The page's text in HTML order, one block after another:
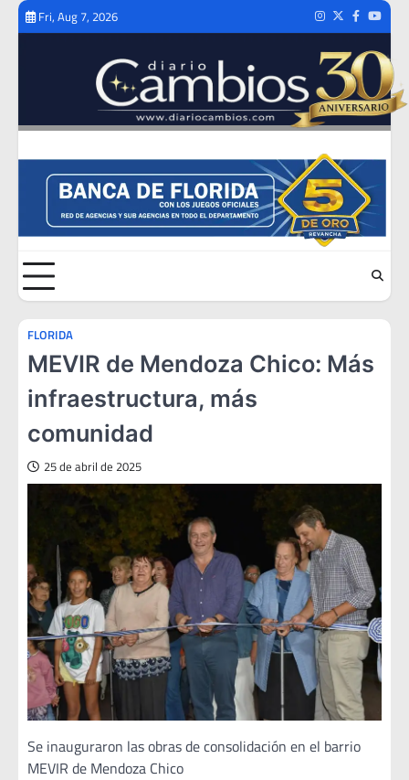
Skip
Fri, Aug 7, 2026 Instagram
TwitterFacebook
FLORIDA
MEVIR de Mendoza Chico: Más
infraestructura, más
comunidad
25 de abril de 2025
Se inauguraron las obras de consolidación en el barrio
MEVIR de Mendoza Chico